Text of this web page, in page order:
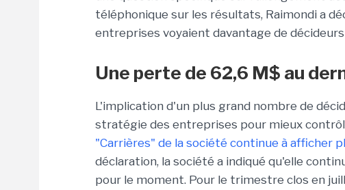
téléphonique sur les résultats, Raimondi a
entreprises voyaient davantage de
Une perte de 62,6 M$ au
L'implication d'un plus grand nombre de
stratégie des entreprises pour mieux
"Carrières" de la société continue à afficher
déclaration, la société a indiqué qu'elle
pour le moment. Pour le trimestre clos en